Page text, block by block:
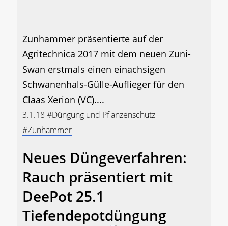
Zunhammer präsentierte auf der
Agritechnica 2017 mit dem neuen Zuni-
Swan erstmals einen einachsigen
Schwanenhals-Gülle-Auflieger für den
Claas Xerion (VC)....
3.1.18#Düngung und Pflanzenschutz
#Zunhammer
Neues Düngeverfahren:
Rauch präsentiert mit
DeePot 25.1
Tiefendepotdüngung